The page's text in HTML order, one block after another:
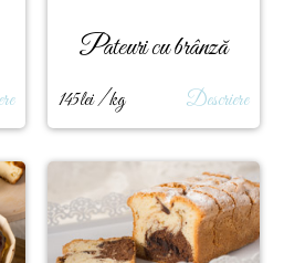
Pateuri cu brânză
145lei / kg Descriere